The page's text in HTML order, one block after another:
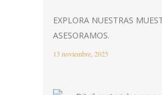
EXPLORA NUESTRAS
ASESORAMOS.
13 noviembre, 2025